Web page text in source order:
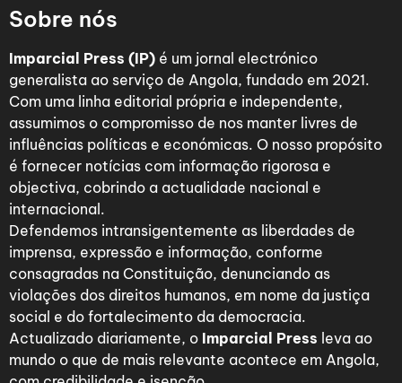
Sobre nós
Imparcial Press (IP) é um jornal electrónico
generalista ao serviço de Angola, fundado em 2021.
Com uma linha editorial própria e independente,
assumimos o compromisso de nos manter livres de
influências políticas e económicas. O nosso propósito
é fornecer notícias com informação rigorosa e
objectiva, cobrindo a actualidade nacional e
internacional.
Defendemos intransigentemente as liberdades de
imprensa, expressão e informação, conforme
consagradas na Constituição, denunciando as
violações dos direitos humanos, em nome da justiça
social e do fortalecimento da democracia.
Actualizado diariamente, o Imparcial Press leva ao
mundo o que de mais relevante acontece em Angola,